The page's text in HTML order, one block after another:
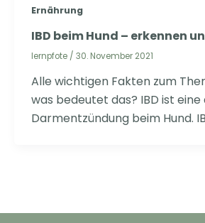
Ernährung
IBD beim Hund – erkennen
lernpfote / 30. November 2021
Alle wichtigen Fakten zum
was bedeutet das? IBD ist
Darmentzündung beim Hund.